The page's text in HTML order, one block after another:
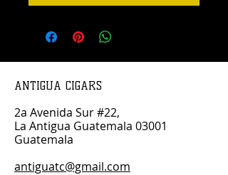
ANTIGUA CIGARS
2a Avenida Sur #22,
La Antigua Guatemala 03001
Guatemala
antiguatc@gmail.com